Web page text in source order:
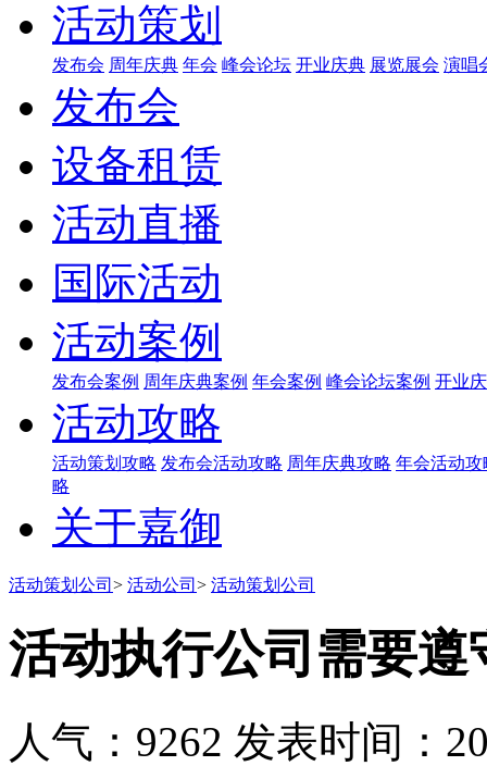
活动策划
发布会 周年庆典 年会 峰会论坛 开业庆典 展览展会 演唱
发布会
设备租赁
活动直播
国际活动
活动案例
发布会案例 周年庆典案例 年会案例 峰会论坛案例 开业
活动攻略
活动策划攻略 发布会活动攻略 周年庆典攻略 年会活动攻
略
关于嘉御
活动策划公司 > 活动公司 > 活动策划公司
活动执行公司需要遵
人气：9262 发表时间：